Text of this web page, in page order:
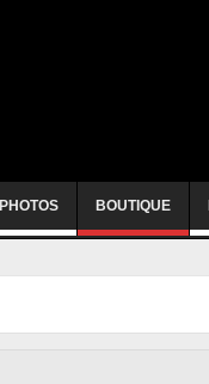
PHOTOS BOUTIQUE